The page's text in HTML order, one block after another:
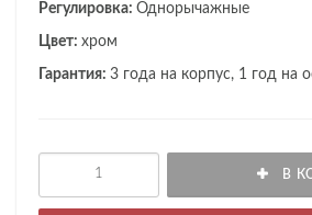
Регулировка: Однорычажные
Цвет: хром
Гарантия: 3 года на корпус, 1 год на
В